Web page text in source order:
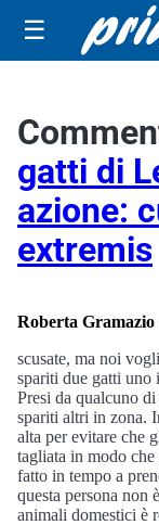
☰
gatti di
azione:
extremis
Roberta Gramazio
scusate, ma noi
spariti due gatti uno
Presi da qualcuno
spariti altri in zona.
alta per evitare che
tagliata in modo che
fatto in tempo a
questa persona non
animali domestici è